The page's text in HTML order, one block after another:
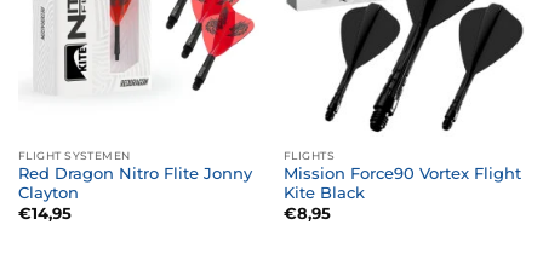
FLIGHT SYSTEMEN
Red Dragon Nitro Flite Jonny
Clayton
€14,95
FLIGHTS
Mission Force90 Vortex Flight
Kite Black
€8,95